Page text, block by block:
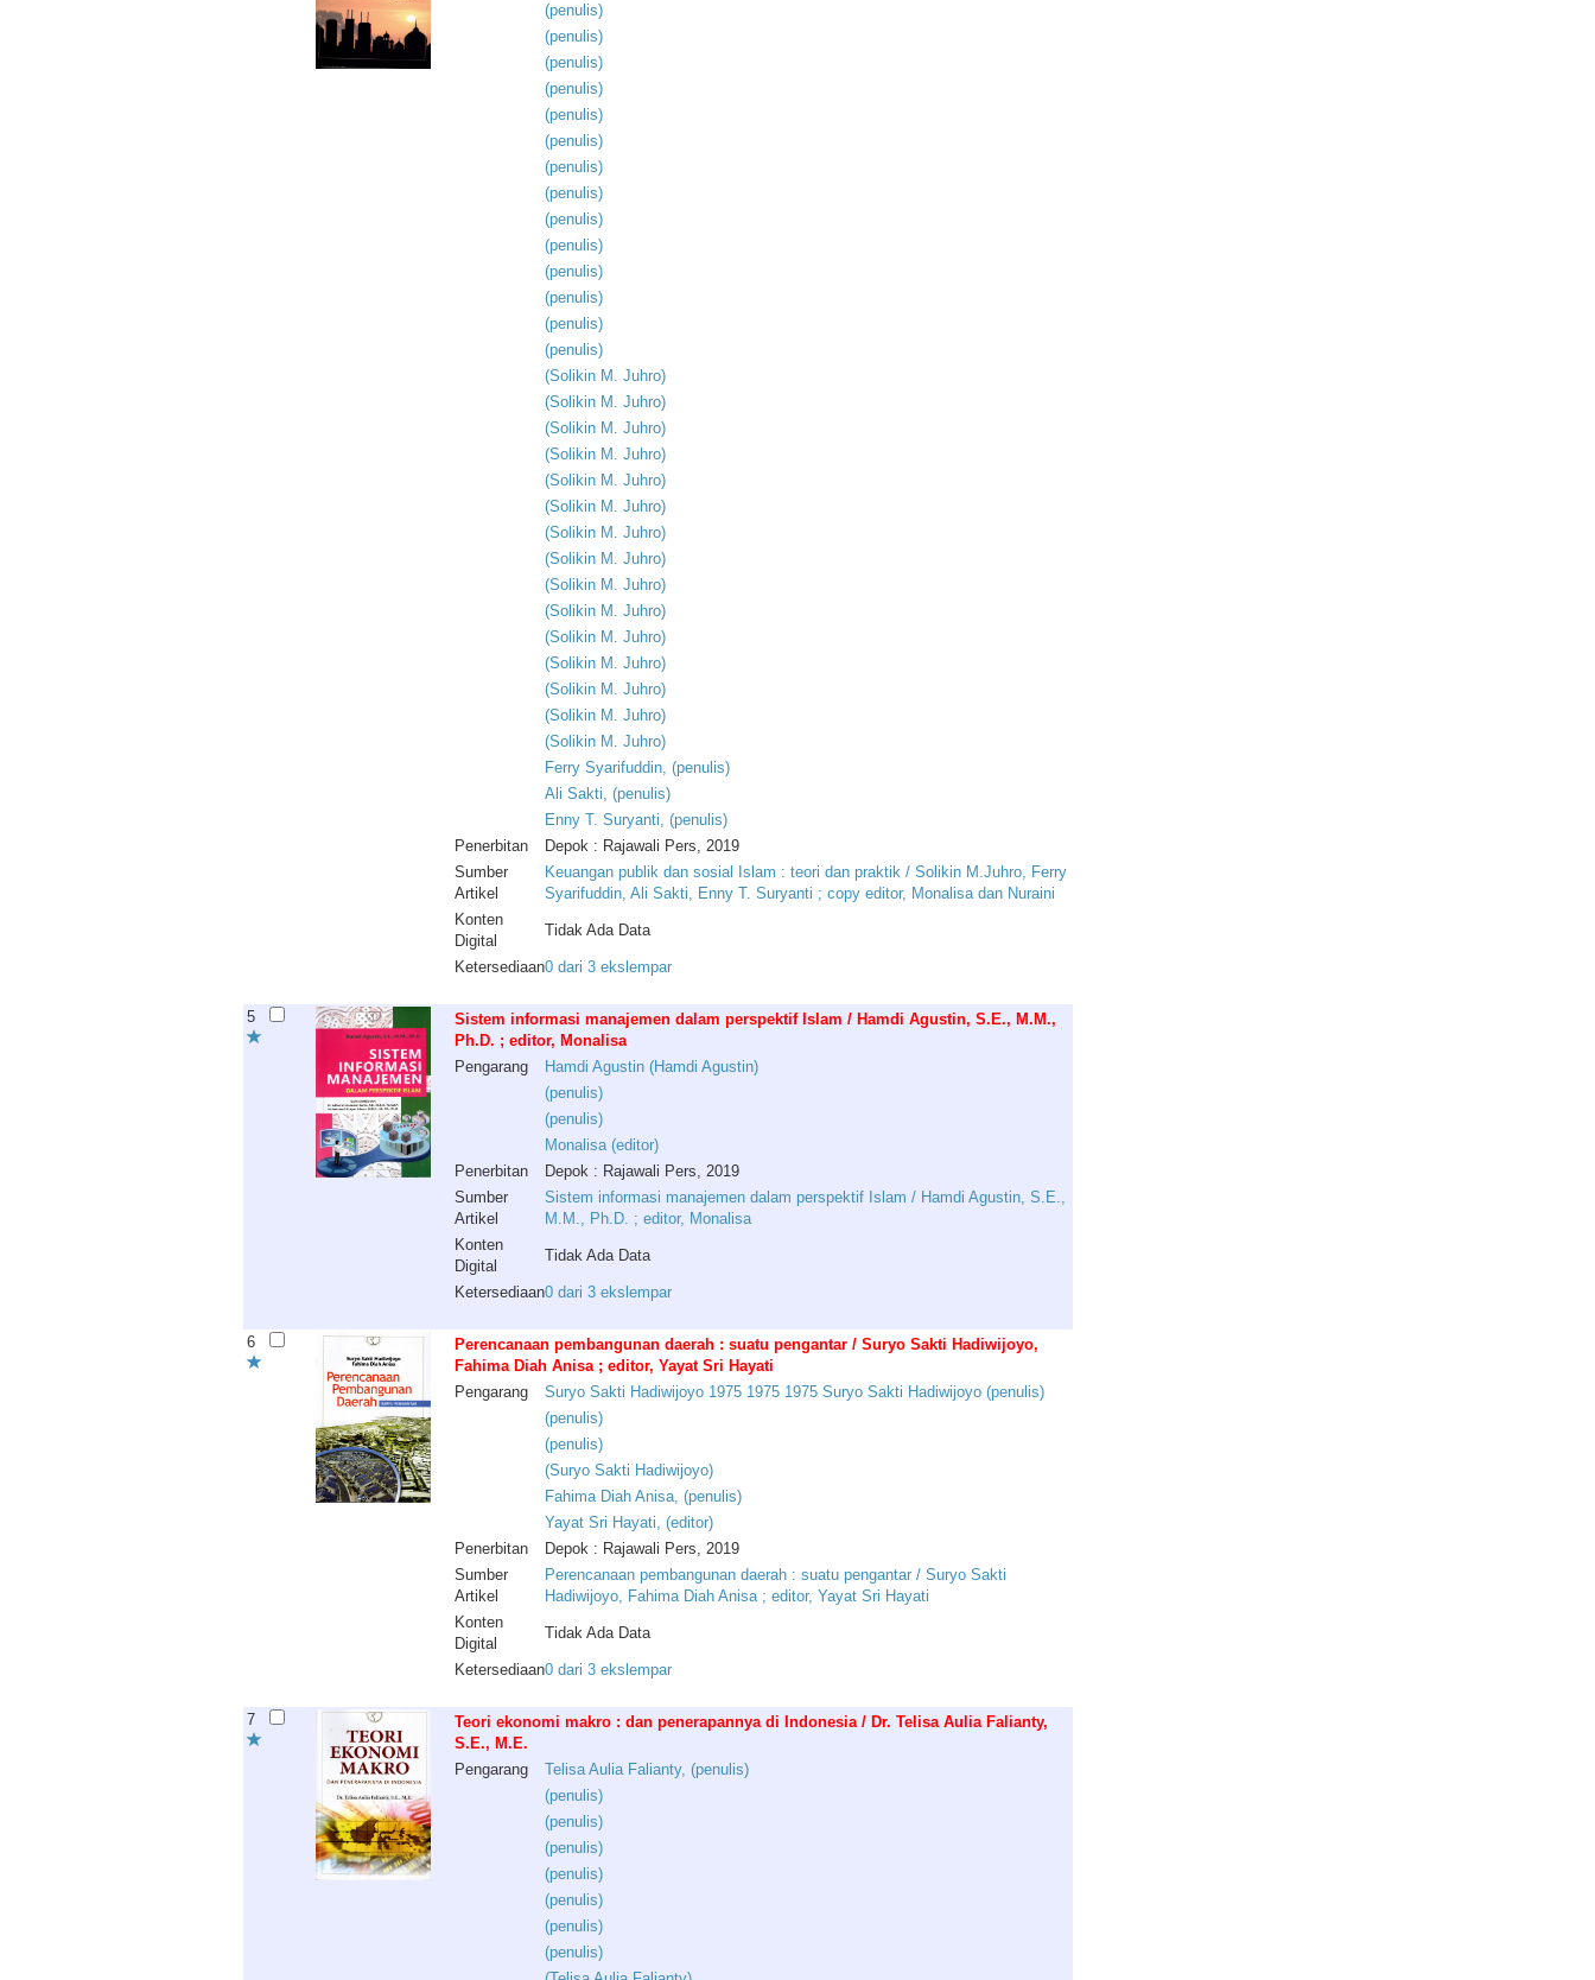
(penulis)
(penulis)
(penulis)
(penulis)
(penulis)
(penulis)
(penulis)
(penulis)
(penulis)
(penulis)
(penulis)
(penulis)
(penulis)
(penulis)
(Solikin M . Juhro)
(Solikin M . Juhro)
(Solikin M . Juhro)
(Solikin M . Juhro)
(Solikin M . Juhro)
(Solikin M . Juhro)
(Solikin M . Juhro)
(Solikin M . Juhro)
(Solikin M . Juhro)
(Solikin M . Juhro)
(Solikin M . Juhro)
(Solikin M . Juhro)
(Solikin M . Juhro)
(Solikin M . Juhro)
(Solikin M . Juhro)
Ferry Syarifuddin, (penulis)
Ali Sakti, (penulis)
Enny T. Suryanti, (penulis)
Penerbitan
Depok : Rajawali Pers, 2019
Sumber
Artikel
Keuangan publik dan sosial Islam : teori dan praktik / Solikin M.Juhro, Ferry
Syarifuddin, Ali Sakti, Enny T. Suryanti ; copy editor, Monalisa dan Nuraini
Konten
Digital
Tidak Ada Data
Ketersediaan0 dari 3 ekslempar
5
Sistem informasi manajemen dalam perspektif Islam / Hamdi Agustin, S.E., M.M.,
Ph.D. ; editor, Monalisa
Pengarang
Hamdi Agustin(Hamdi Agustin)
(penulis)
(penulis)
Monalisa(editor)
Penerbitan
Depok : Rajawali Pers, 2019
Sumber
Artikel
Sistem informasi manajemen dalam perspektif Islam / Hamdi Agustin, S.E.,
M.M., Ph.D. ; editor, Monalisa
Konten
Digital
Tidak Ada Data
Ketersediaan0 dari 3 ekslempar
6
Perencanaan pembangunan daerah : suatu pengantar / Suryo Sakti Hadiwijoyo,
Fahima Diah Anisa ; editor, Yayat Sri Hayati
Pengarang
Suryo Sakti Hadiwijoyo 1975 1975 1975 Suryo Sakti Hadiwijoyo(penulis)
(penulis)
(penulis)
(Suryo Sakti Hadiwijoyo)
Fahima Diah Anisa, (penulis)
Yayat Sri Hayati, (editor)
Penerbitan
Depok : Rajawali Pers, 2019
Sumber
Artikel
Perencanaan pembangunan daerah : suatu pengantar / Suryo Sakti
Hadiwijoyo, Fahima Diah Anisa ; editor, Yayat Sri Hayati
Konten
Digital
Tidak Ada Data
Ketersediaan0 dari 3 ekslempar
7
Teori ekonomi makro : dan penerapannya di Indonesia / Dr. Telisa Aulia Falianty,
S.E., M.E.
Pengarang
Telisa Aulia Falianty, (penulis)
(penulis)
(penulis)
(penulis)
(penulis)
(penulis)
(penulis)
(penulis)